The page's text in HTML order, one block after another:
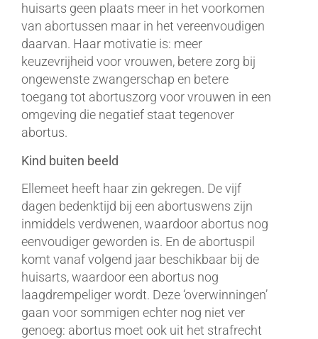
huisarts geen plaats meer in het voorkomen
van abortussen maar in het vereenvoudigen
daarvan. Haar motivatie is: meer
keuzevrijheid voor vrouwen, betere zorg bij
ongewenste zwangerschap en betere
toegang tot abortuszorg voor vrouwen in een
omgeving die negatief staat tegenover
abortus.
Kind buiten beeld
Ellemeet heeft haar zin gekregen. De vijf
dagen bedenktijd bij een abortuswens zijn
inmiddels verdwenen, waardoor abortus nog
eenvoudiger geworden is. En de abortuspil
komt vanaf volgend jaar beschikbaar bij de
huisarts, waardoor een abortus nog
laagdrempeliger wordt. Deze ‘overwinningen’
gaan voor sommigen echter nog niet ver
genoeg: abortus moet ook uit het strafrecht